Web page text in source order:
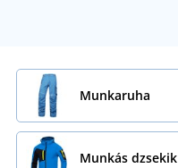
Munkaruha
Munkás dzsekik